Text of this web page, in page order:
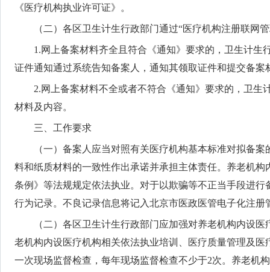
《医疗机构执业许可证》。
（二）各区卫生计生行政部门通过“医疗机构注册联
1.网上备案材料齐全且符合《通知》要求的，卫生计
证件通知通过系统告知备案人，通知其领取证件和提交备
2.网上备案材料不全或者不符合《通知》要求的，卫
材料及内容。
三、工作要求
（一）备案人应当对照有关医疗机构基本标准对拟备
料和纸质材料的一致性作出承诺并承担主体责任。养老机
条例》等法规规定依法执业。对于以欺骗等不正当手段进
行为记录。不良记录信息将记入北京市医政医管电子化注
（二）各区卫生计生行政部门应加强对养老机构内设
老机构内设医疗机构相关依法执业培训、医疗质量管理及
一次现场监督检查，每年现场监督检查不少于2次。养老机